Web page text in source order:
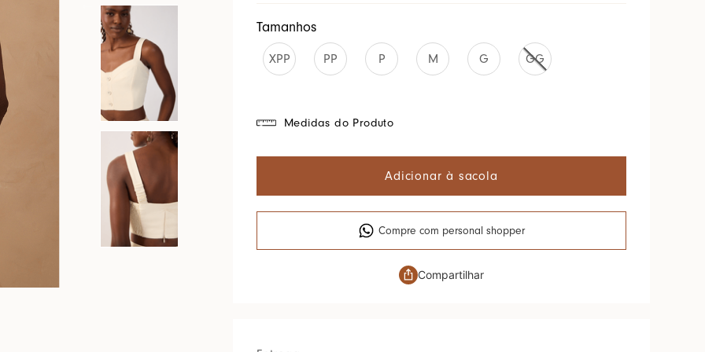
Cores Do Brasil
Tamanhos
XPP PP P M G GG
Medidas do Produto
Adicionar à sacola
Compre com personal shopper
Compartilhar